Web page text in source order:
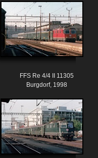
FFS Re 4/4 II 11305
Burgdorf, 1998